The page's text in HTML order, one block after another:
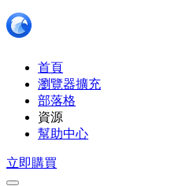
首頁
瀏覽器擴充
部落格
資源
幫助中心
立即購買